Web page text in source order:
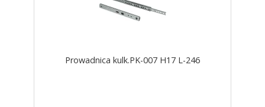
Prowadnica kulk.PK-007 H17 L-246